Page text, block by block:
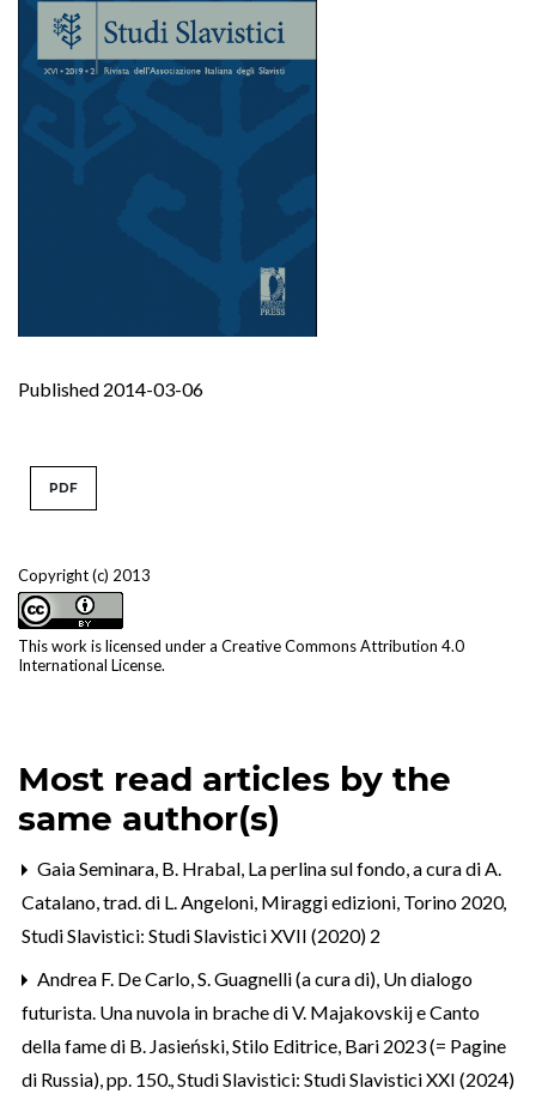
Published 2014-03-06
Copyright (c) 2013
This work is licensed under a Creative Commons Attribution 4.0
International License.
PDF
Most read articles by the
same author(s)
Gaia Seminara, B. Hrabal, La perlina sul fondo, a cura di A.
Catalano, trad. di L. Angeloni, Miraggi edizioni, Torino 2020,
Studi Slavistici: Studi Slavistici XVII (2020) 2
Andrea F. De Carlo,S. Guagnelli (a cura di), Un dialogo
futurista. Una nuvola in brache di V. Majakovskij e Canto
della fame di B. Jasieński, Stilo Editrice, Bari 2023 (= Pagine
di Russia), pp. 150.,Studi Slavistici: Studi Slavistici XXI (2024)